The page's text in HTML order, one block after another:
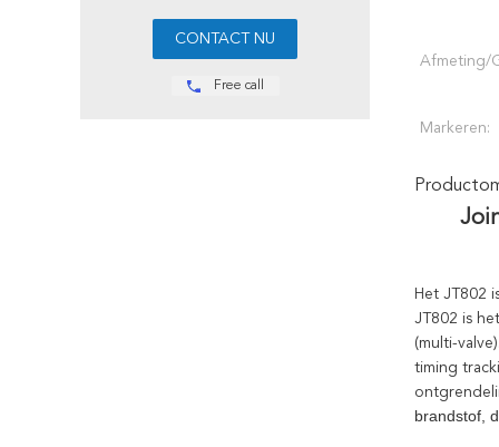
Free call
Afmeting/
Markeren:
Het JT802
JT802 is
(multi-
timing
brandstof,